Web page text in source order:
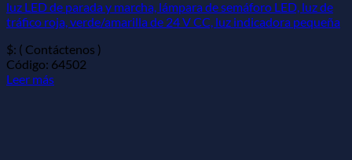
luz LED de parada y marcha, lámpara de semáforo LED, luz de
tráfico roja, verde/amarilla de 24 V CC, luz indicadora pequeña
$: ( Contáctenos )
Código: 64502
Leer más